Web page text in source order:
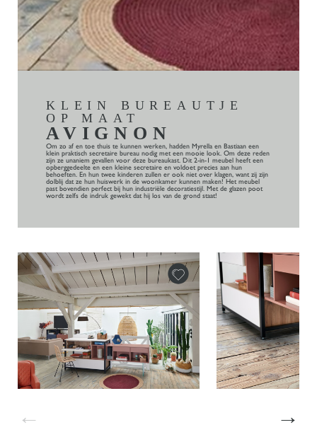
KLEIN BUREAUTJE
OP MAAT
AVIGNON
Om zo af en toe thuis te kunnen werken, hadden Myrella en Bastiaan een
klein praktisch secretaire bureau nodig met een mooie look. Om deze reden
zijn ze unaniem gevallen voor deze bureaukast. Dit 2-in-1 meubel heeft een
opberggedeelte en een kleine secretaire en voldoet precies aan hun
behoeften. En hun twee kinderen zullen er ook niet over klagen, want zij zijn
dolblij dat ze hun huiswerk in de woonkamer kunnen maken! Het meubel
past bovendien perfect bij hun industriële decoratiestijl. Met de glazen poot
wordt zelfs de indruk gewekt dat hij los van de grond staat!
← →